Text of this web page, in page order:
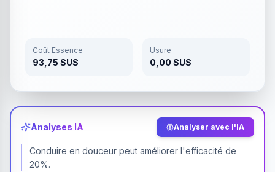
Coût Essence
93,75 $US
Usure
0,00 $US
Analyses IA Analyser avec l'IA
Conduire en douceur peut améliorer l'efficacité de
20%.